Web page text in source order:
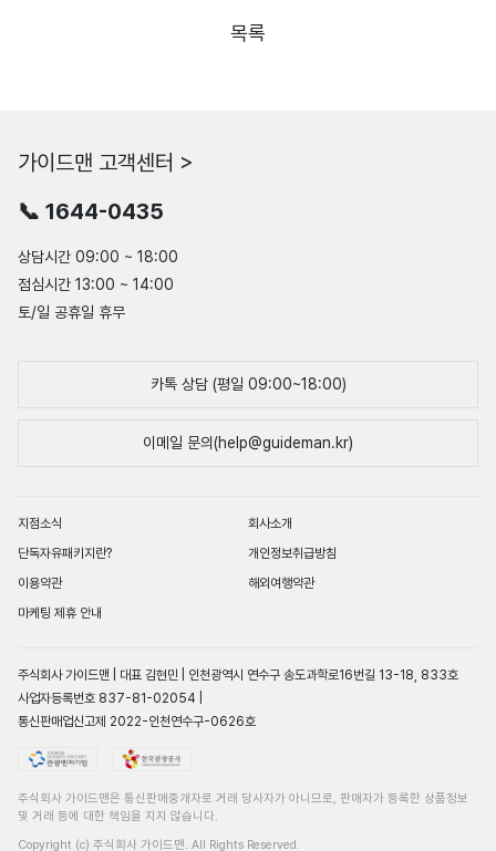
목록
가이드맨 고객센터 >
📞 1644-0435
상담시간 09:00 ~ 18:00
점심시간 13:00 ~ 14:00
토/일 공휴일 휴무
카톡 상담 (평일 09:00~18:00)
이메일 문의(help@guideman.kr)
지점소식
회사소개
단독자유패키지란?
개인정보취급방침
이용약관
해외여행약관
마케팅 제휴 안내
주식회사 가이드맨 | 대표 김현민 | 인천광역시 연수구 송도과학로16번길 13-18, 833호
사업자등록번호 837-81-02054 |
통신판매업신고제 2022-인천연수구-0626호
주식회사 가이드맨은 통신판매중개자로 거래 당사자가 아니므로, 판매자가 등록한 상품정보
및 거래 등에 대한 책임을 지지 않습니다.
Copyright (c) 주식회사 가이드맨. All Rights Reserved.